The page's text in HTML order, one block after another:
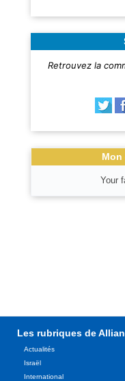
Retrouvez la
Mon
Your
Les rubriques de
Actualités
Israël
International